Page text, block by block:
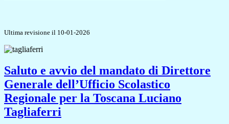
Ultima revisione il 10-01-2026
Saluto e avvio del mandato di Direttore
Generale dell’Ufficio Scolastico
Regionale per la Toscana Luciano
Tagliaferri